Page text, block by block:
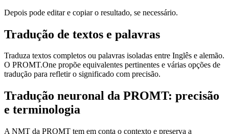
Depois pode editar e copiar o resultado, se necessário.
Tradução de textos e palavras
Traduza textos completos ou palavras isoladas entre Inglês e alemão.
O PROMT.One propõe equivalentes pertinentes e várias opções de
tradução para refletir o significado com precisão.
Tradução neuronal da PROMT: precisão
e terminologia
A NMT da PROMT tem em conta o contexto e preserva a